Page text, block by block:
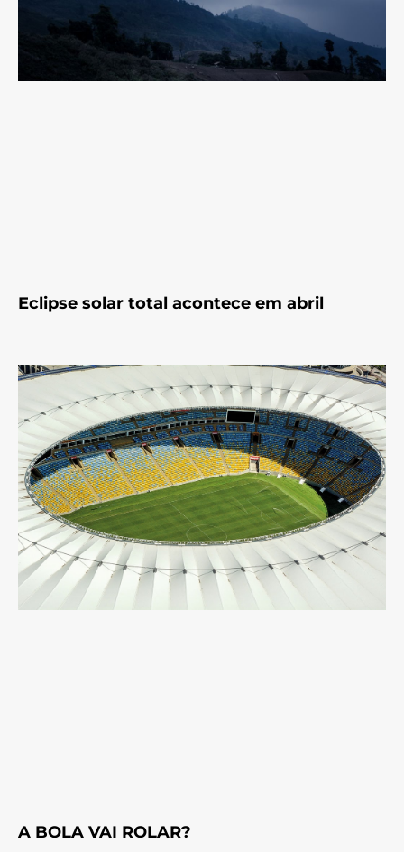
Eclipse solar total acontece em abril
A BOLA VAI ROLAR?